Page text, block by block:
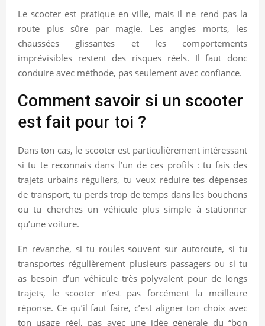
Le scooter est pratique en ville, mais il ne rend pas la
route plus sûre par magie. Les angles morts, les
chaussées glissantes et les comportements
imprévisibles restent des risques réels. Il faut donc
conduire avec méthode, pas seulement avec confiance.
Comment savoir si un scooter
est fait pour toi ?
Dans ton cas, le scooter est particulièrement intéressant
si tu te reconnais dans l’un de ces profils : tu fais des
trajets urbains réguliers, tu veux réduire tes dépenses
de transport, tu perds trop de temps dans les bouchons
ou tu cherches un véhicule plus simple à stationner
qu’une voiture.
En revanche, si tu roules souvent sur autoroute, si tu
transportes régulièrement plusieurs passagers ou si tu
as besoin d’un véhicule très polyvalent pour de longs
trajets, le scooter n’est pas forcément la meilleure
réponse. Ce qu’il faut faire, c’est aligner ton choix avec
ton usage réel, pas avec une idée générale du “bon